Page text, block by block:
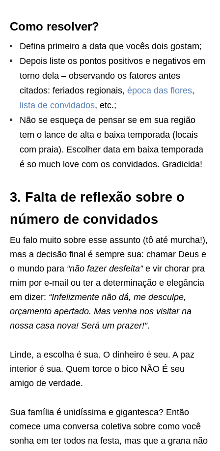
Como resolver?
Defina primeiro a data que vocês dois gostam;
Depois liste os pontos positivos e negativos em
torno dela – observando os fatores antes
citados: feriados regionais, época das flores,
lista de convidados, etc.;
Não se esqueça de pensar se em sua região
tem o lance de alta e baixa temporada (locais
com praia). Escolher data em baixa temporada
é so much love com os convidados. Gradicida!
3. Falta de reflexão sobre o
número de convidados
Eu falo muito sobre esse assunto (tô até murcha!),
mas a decisão final é sempre sua: chamar Deus e
o mundo para “não fazer desfeita”e vir chorar pra
mim por e-mail ou ter a determinação e elegância
em dizer: “Infelizmente não dá, me desculpe,
orçamento apertado. Mas venha nos visitar na
nossa casa nova! Será um prazer!”.
Linde, a escolha é sua. O dinheiro é seu. A paz
interior é sua. Quem torce o bico NÃO É seu
amigo de verdade.
Sua família é unidíssima e gigantesca? Então
comece uma conversa coletiva sobre como você
sonha em ter todos na festa, mas que a grana não